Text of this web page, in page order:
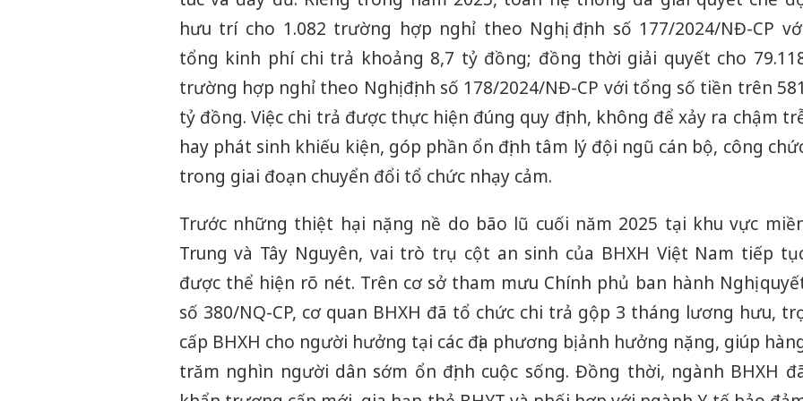
hưu trí cho 1.082 trường hợp nghỉ theo Nghị định số 177/2024/NĐ-CP
tổng kinh phí chi trả khoảng 8,7 tỷ đồng; đồng thời giải quyết cho
trường hợp nghỉ theo Nghị định số 178/2024/NĐ-CP với tổng số tiền trên 581
tỷ đồng. Việc chi trả được thực hiện đúng quy định, không để xảy ra chậm
hay phát sinh khiếu kiện, góp phần ổn định tâm lý đội ngũ cán bộ, công
trong giai đoạn chuyển đổi tổ chức nhạy cảm.
Trước những thiệt hại nặng nề do bão lũ cuối năm 2025 tại khu vực
Trung và Tây Nguyên, vai trò trụ cột an sinh của BHXH Việt Nam tiếp
được thể hiện rõ nét. Trên cơ sở tham mưu Chính phủ ban hành Nghị
số 380/NQ-CP, cơ quan BHXH đã tổ chức chi trả gộp 3 tháng lương hưu,
cấp BHXH cho người hưởng tại các địa phương bị ảnh hưởng nặng, giúp
trăm nghìn người dân sớm ổn định cuộc sống. Đồng thời, ngành BHXH